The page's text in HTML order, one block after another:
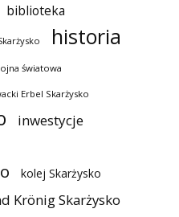
biblioteka
historia
światowa
Erbel Skarżysko
inwestycje
kolej Skarżysko
Krönig Skarżysko